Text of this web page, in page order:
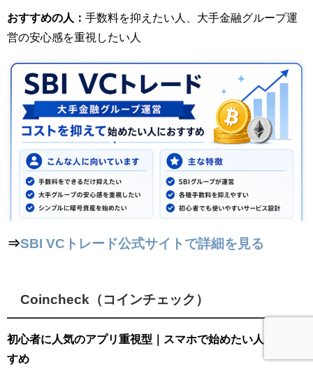
おすすめの人： 手数料を抑えたい人、大手金融グループ運
営の安心感を重視したい人
⇒SBI VCトレード公式サイトで詳細を見る
Coincheck（コインチェック）
初心者に人気のアプリ重視型｜スマホで始めたい人におす
すめ